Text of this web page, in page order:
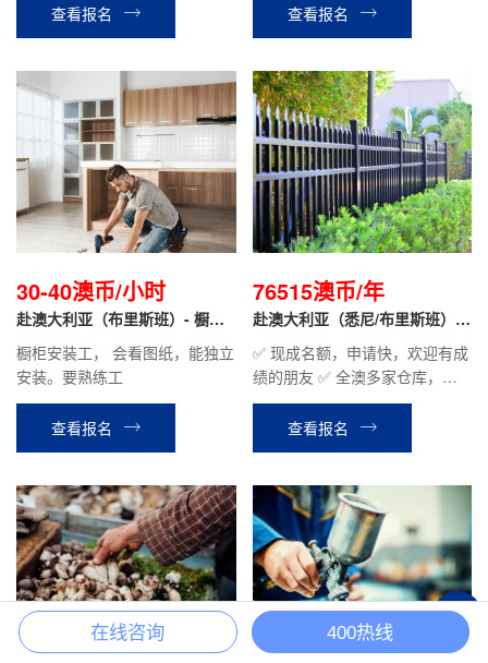
查看报名
查看报名
30-40澳币/小时
赴澳大利亚（布里斯班）- 橱柜
安装工
橱柜安装工， 会看图纸，能独立
安装。要熟练工
查看报名
76515澳币/年
赴澳大利亚（悉尼/布里斯班）-
围栏安装
✅ 现成名额，申请快，欢迎有成
绩的朋友 ✅ 全澳多家仓库，雇
主实力可靠 ✅ 无需技术背景，
有体力劳动经验、能吃苦即可 ✅
无相关经验可安排国内企业实习
夫妻一起
查看报名
+
在线咨询 400热线